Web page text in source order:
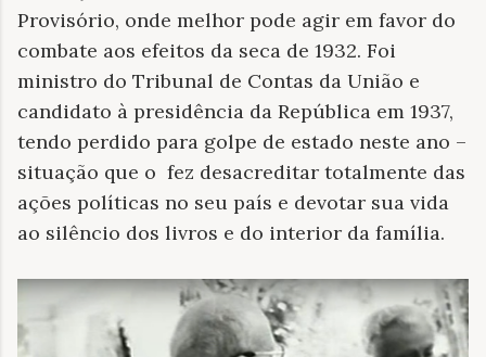
Provisório, onde melhor pode agir em favor do
combate aos efeitos da seca de 1932. Foi
ministro do Tribunal de Contas da União e
candidato à presidência da República em 1937,
tendo perdido para golpe de estado neste ano –
situação que o fez desacreditar totalmente das
ações políticas no seu país e devotar sua vida
ao silêncio dos livros e do interior da família.